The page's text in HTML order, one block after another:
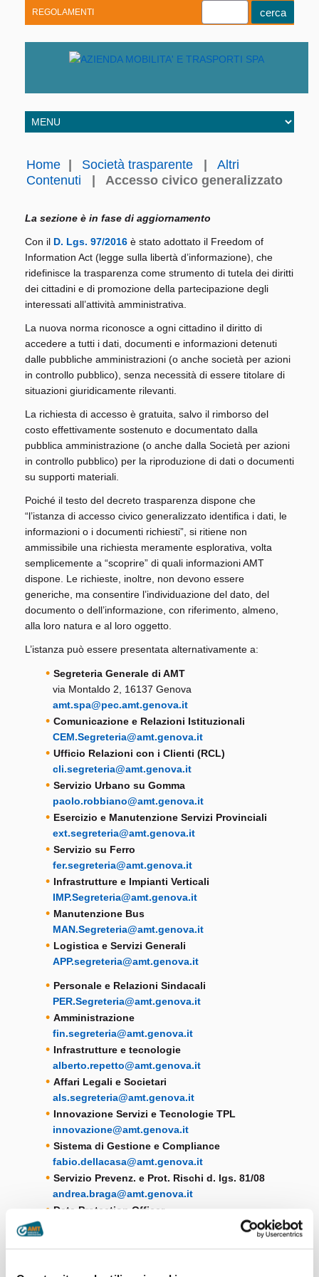
REGOLAMENTI
Home Società trasparente
Altri
Contenuti
Accesso civico generalizzato
La sezione è in fase di aggiornamento
Con il D. Lgs. 97/2016 è stato adottato il Freedom of
Information Act (legge sulla libertà d’informazione), che
ridefinisce la trasparenza come strumento di tutela dei diritti
dei cittadini e di promozione della partecipazione degli
interessati all’attività amministrativa.
La nuova norma riconosce a ogni cittadino il diritto di
accedere a tutti i dati, documenti e informazioni detenuti
dalle pubbliche amministrazioni (o anche società per azioni
in controllo pubblico), senza necessità di essere titolare di
situazioni giuridicamente rilevanti.
La richiesta di accesso è gratuita, salvo il rimborso del
costo effettivamente sostenuto e documentato dalla
pubblica amministrazione (o anche dalla Società per azioni
in controllo pubblico) per la riproduzione di dati o documenti
su supporti materiali.
Poiché il testo del decreto trasparenza dispone che
“l’istanza di accesso civico generalizzato identifica i dati, le
informazioni o i documenti richiesti”, si ritiene non
ammissibile una richiesta meramente esplorativa, volta
semplicemente a “scoprire” di quali informazioni AMT
dispone. Le richieste, inoltre, non devono essere
generiche, ma consentire l’individuazione del dato, del
documento o dell’informazione, con riferimento, almeno,
alla loro natura e al loro oggetto.
L’istanza può essere presentata alternativamente a:
Segreteria Generale di AMT
via Montaldo 2, 16137 Genova
amt.spa@pec.amt.genova.it
Comunicazione e Relazioni Istituzionali
CEM.Segreteria@amt.genova.it
Ufficio Relazioni con i Clienti (RCL)
cli.segreteria@amt.genova.it
Servizio Urbano su Gomma
paolo.robbiano@amt.genova.it
Esercizio e Manutenzione Servizi Provinciali
ext.segreteria@amt.genova.it
Servizio su Ferro
fer.segreteria@amt.genova.it
Infrastrutture e Impianti Verticali
IMP.Segreteria@amt.genova.it
Manutenzione Bus
MAN.Segreteria@amt.genova.it
Logistica e Servizi Generali
APP.segreteria@amt.genova.it
Personale e Relazioni Sindacali
PER.Segreteria@amt.genova.it
Amministrazione
fin.segreteria@amt.genova.it
Infrastrutture e tecnologie
alberto.repetto@amt.genova.it
Affari Legali e Societari
als.segreteria@amt.genova.it
Innovazione Servizi e Tecnologie TPL
innovazione@amt.genova.it
Sistema di Gestione e Compliance
fabio.dellacasa@amt.genova.it
Servizio Prevenz. e Prot. Rischi d. lgs. 81/08
andrea.braga@amt.genova.it
Data Protection Officer